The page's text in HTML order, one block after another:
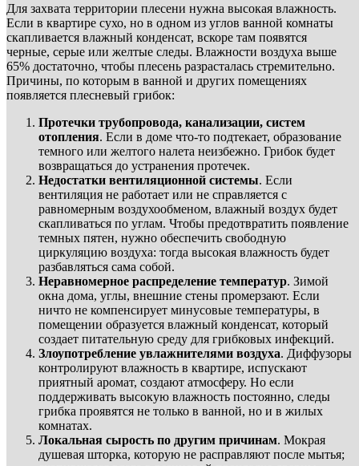
Для захвата территории плесени нужна высокая влажность.
Если в квартире сухо, но в одном из углов ванной комнаты
скапливается влажный конденсат, вскоре там появятся
черные, серые или желтые следы. Влажности воздуха выше
65% достаточно, чтобы плесень разрасталась стремительно.
Причины, по которым в ванной и других помещениях
появляется плесневый грибок:
Протечки трубопровода, канализации, систем
отопления. Если в доме что-то подтекает, образование
темного или желтого налета неизбежно. Грибок будет
возвращаться до устранения протечек.
Недостатки вентиляционной системы. Если
вентиляция не работает или не справляется с
равномерным воздухообменом, влажный воздух будет
скапливаться по углам. Чтобы предотвратить появление
темных пятен, нужно обеспечить свободную
циркуляцию воздуха: тогда высокая влажность будет
разбавляться сама собой.
Неравномерное распределение температур. Зимой
окна дома, углы, внешние стены промерзают. Если
ничто не компенсирует минусовые температуры, в
помещении образуется влажный конденсат, который
создает питательную среду для грибковых инфекций.
Злоупотребление увлажнителями воздуха. Диффузоры
контролируют влажность в квартире, испускают
приятный аромат, создают атмосферу. Но если
поддерживать высокую влажность постоянно, следы
грибка проявятся не только в ванной, но и в жилых
комнатах.
Локальная сырость по другим причинам. Мокрая
душевая шторка, которую не расправляют после мытья;